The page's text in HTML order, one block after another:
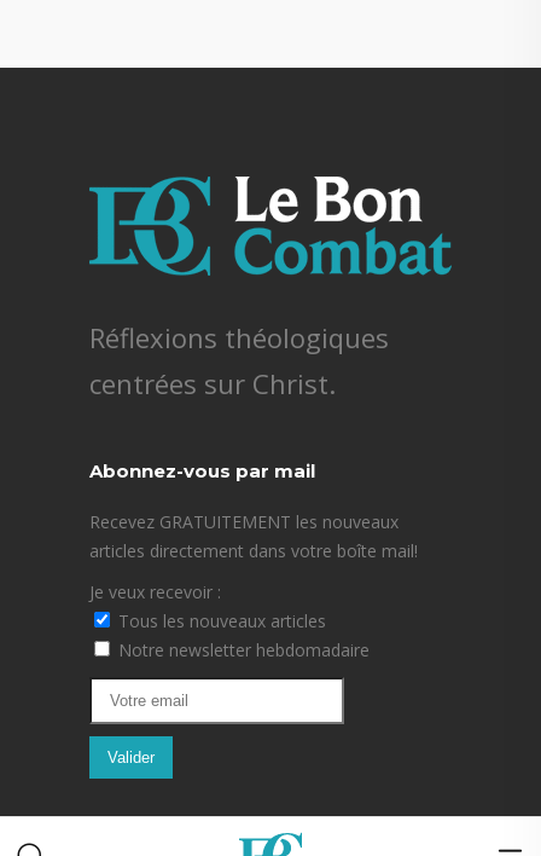
Réflexions théologiques
centrées sur Christ.
Abonnez-vous par mail
Recevez GRATUITEMENT les nouveaux
articles directement dans votre boîte mail!
Je veux recevoir :
Tous les nouveaux articles
Notre newsletter hebdomadaire